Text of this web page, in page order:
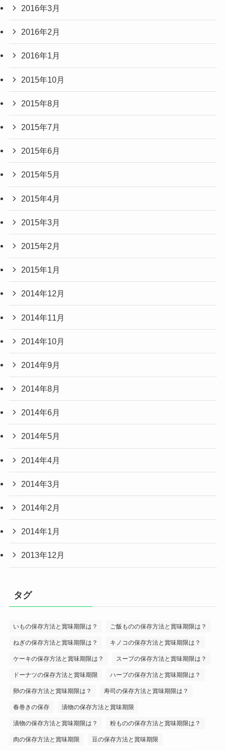
2016年3月
2016年2月
2016年1月
2015年10月
2015年8月
2015年7月
2015年6月
2015年5月
2015年4月
2015年3月
2015年2月
2015年1月
2014年12月
2014年11月
2014年10月
2014年9月
2014年8月
2014年6月
2014年5月
2014年4月
2014年3月
2014年2月
2014年1月
2013年12月
タグ
いもの保存方法と賞味期限は？ ご飯ものの保存方法と賞味期限は？
ねぎの保存方法と賞味期限は？ キノコの保存方法と賞味期限は？
ケーキの保存方法と賞味期限は？ スープの保存方法と賞味期限は？
ドーナツの保存方法と賞味期限 ハーブの保存方法と賞味期限は？
卵の保存方法と賞味期限は？ 寿司の保存方法と賞味期限は？
春巻きの保存 漬物の保存方法と賞味期限
漬物の保存方法と賞味期限は？ 粉ものの保存方法と賞味期限は？
肉の保存方法と賞味期限 豆の保存方法と賞味期限